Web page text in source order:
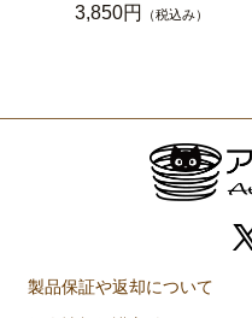
3,850円
（税込み）
製品保証や返却について